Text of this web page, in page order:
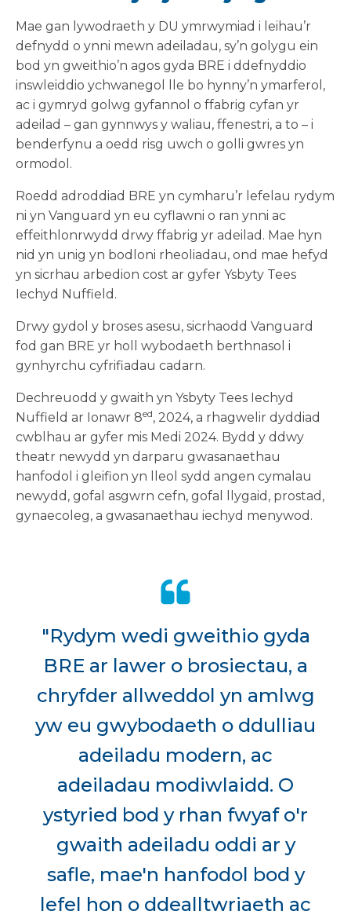
Mae gan lywodraeth y DU ymrwymiad i leihau’r
defnydd o ynni mewn adeiladau, sy’n golygu ein
bod yn gweithio’n agos gyda BRE i ddefnyddio
inswleiddio ychwanegol lle bo hynny’n ymarferol,
ac i gymryd golwg gyfannol o ffabrig cyfan yr
adeilad – gan gynnwys y waliau, ffenestri, a to – i
benderfynu a oedd risg uwch o golli gwres yn
ormodol.
Roedd adroddiad BRE yn cymharu’r lefelau rydym
ni yn Vanguard yn eu cyflawni o ran ynni ac
effeithlonrwydd drwy ffabrig yr adeilad. Mae hyn
nid yn unig yn bodloni rheoliadau, ond mae hefyd
yn sicrhau arbedion cost ar gyfer Ysbyty Tees
Iechyd Nuffield.
Drwy gydol y broses asesu, sicrhaodd Vanguard
fod gan BRE yr holl wybodaeth berthnasol i
gynhyrchu cyfrifiadau cadarn.
Dechreuodd y gwaith yn Ysbyty Tees Iechyd
Nuffield ar Ionawr 8ed, 2024, a rhagwelir dyddiad
cwblhau ar gyfer mis Medi 2024. Bydd y ddwy
theatr newydd yn darparu gwasanaethau
hanfodol i gleifion yn lleol sydd angen cymalau
newydd, gofal asgwrn cefn, gofal llygaid, prostad,
gynaecoleg, a gwasanaethau iechyd menywod.
"Rydym wedi gweithio gyda
BRE ar lawer o brosiectau, a
chryfder allweddol yn amlwg
yw eu gwybodaeth o ddulliau
adeiladu modern, ac
adeiladau modiwlaidd. O
ystyried bod y rhan fwyaf o'r
gwaith adeiladu oddi ar y
safle, mae'n hanfodol bod y
lefel hon o ddealltwriaeth ac